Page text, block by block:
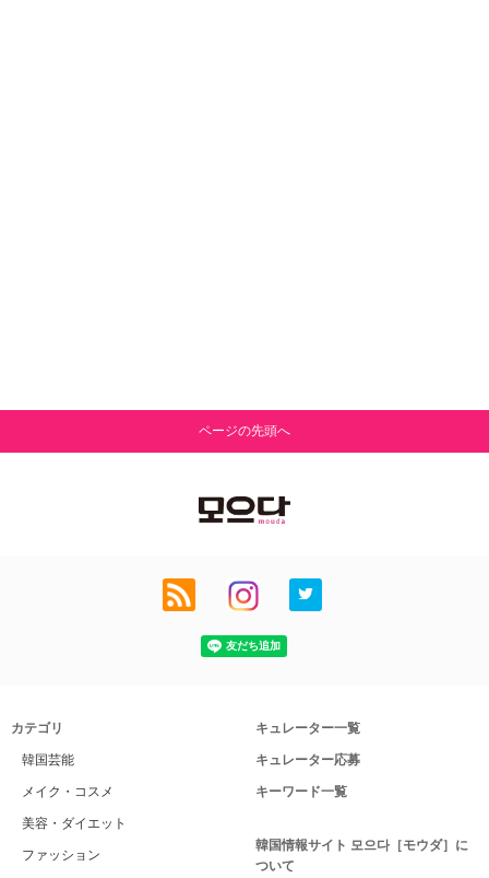
ページの先頭へ
カテゴリ
韓国芸能
メイク・コスメ
美容・ダイエット
ファッション
キュレーター一覧
キュレーター応募
キーワード一覧
韓国情報サイト 모으다［モウダ］に
ついて